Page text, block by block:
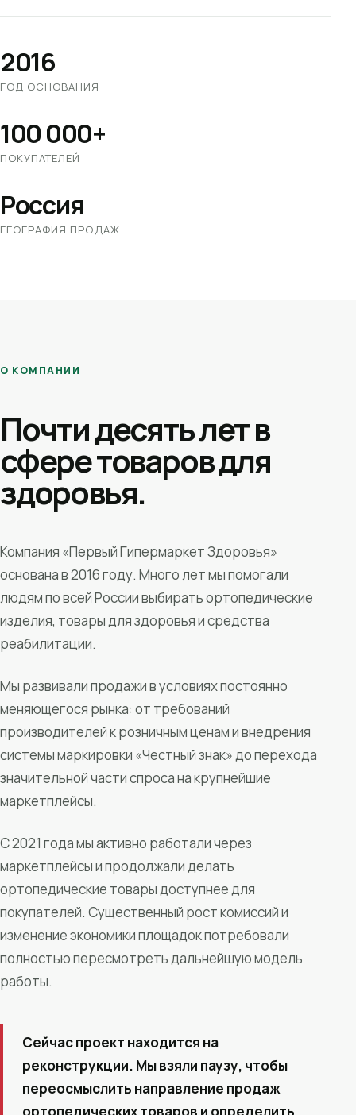
2016
ГОД ОСНОВАНИЯ
100 000+
ПОКУПАТЕЛЕЙ
Россия
ГЕОГРАФИЯ ПРОДАЖ
О КОМПАНИИ
Почти десять лет в
сфере товаров для
здоровья.
Компания «Первый Гипермаркет Здоровья»
основана в 2016 году. Много лет мы помогали
людям по всей России выбирать ортопедические
изделия, товары для здоровья и средства
реабилитации.
Мы развивали продажи в условиях постоянно
меняющегося рынка: от требований
производителей к розничным ценам и внедрения
системы маркировки «Честный знак» до перехода
значительной части спроса на крупнейшие
маркетплейсы.
С 2021 года мы активно работали через
маркетплейсы и продолжали делать
ортопедические товары доступнее для
покупателей. Существенный рост комиссий и
изменение экономики площадок потребовали
полностью пересмотреть дальнейшую модель
работы.
Сейчас проект находится на
реконструкции. Мы взяли паузу, чтобы
переосмыслить направление продаж